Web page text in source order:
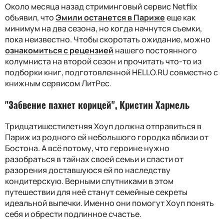
Около месяца назад стриминговый сервис Netflix
объявил, чтоЭмили останется в Парижееще как
минимум на два сезона, но когда начнутся съемки,
пока неизвестно. Чтобы скоротать ожидание, можно
ознакомиться с рецензией нашего постоянного
колумниста на второй сезон и прочитать что-то из
подборки книг, подготовленной HELLO.RU совместно с
книжным сервисом ЛитРес.
"Забвение пахнет корицей", Кристин Хармель
Тридцатишестилетняя Хоуп должна отправиться в
Париж из родного ей небольшого городка вблизи от
Бостона. А всё потому, что героине нужно
разобраться в тайнах своей семьи и спасти от
разорения доставшуюся ей по наследству
кондитерскую. Верными спутниками в этом
путешествии для неё станут семейные секреты
идеальной выпечки. Именно они помогут Хоуп понять
себя и обрести подлинное счастье.